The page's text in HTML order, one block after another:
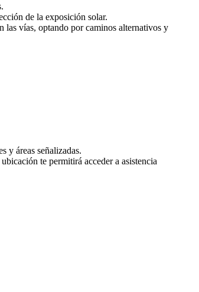
de la exposición solar.
las vías, optando por caminos alternativos y
y áreas señalizadas.
te permitirá acceder a asistencia